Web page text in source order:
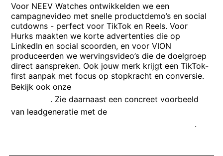
Voor NEEV Watches ontwikkelden we een
campagnevideo met snelle productdemo’s en social
cutdowns - perfect voor TikTok en Reels. Voor
Hurks maakten we korte advertenties die op
LinkedIn en social scoorden, en voor VION
produceerden we wervingsvideo’s die de doelgroep
direct aanspreken. Ook jouw merk krijgt een TikTok-
first aanpak met focus op stopkracht en conversie.
Bekijk ook onze
. Zie daarnaast een concreet voorbeeld
van leadgeneratie met de
.